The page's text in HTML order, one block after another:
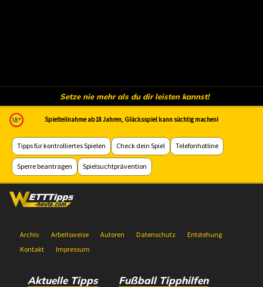
Setze nie mehr als du dir leisten kannst!
Spielteilnahme ab 18 Jahren, Glücksspiel kann süchtig machen!
Tipps für kontrolliertes Spielen Check dein Spiel Telefonhotline
Sperre beantragen Spielsuchtprävention
Archiv Arbeitsweise Autoren Datenschutz
Entstehung
Kontakt
Impressum
Aktuelle Tipps Fußball Tipphilfen